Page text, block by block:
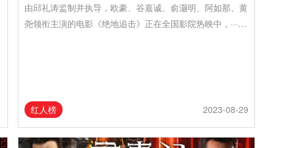
由邱礼涛监制并执导，欧豪、谷嘉诚、俞灏明、阿如那、黄
尧领衔主演的电影《绝地追击》正在全国影院热映中，···…
红人榜 2023-08-29